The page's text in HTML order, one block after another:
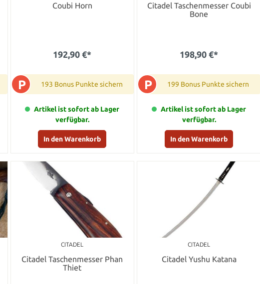
Coubi Horn
192,90 €*
P 193 Bonus Punkte sichern
Artikel ist sofort ab Lager
verfügbar.
In den Warenkorb
Citadel Taschenmesser Coubi
Bone
198,90 €*
P 199 Bonus Punkte sichern
Artikel ist sofort ab Lager
verfügbar.
In den Warenkorb
CITADEL
Citadel Taschenmesser Phan
Thiet
CITADEL
Citadel Yushu Katana